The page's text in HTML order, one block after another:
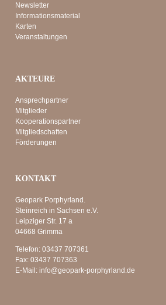
Newsletter
Informationsmaterial
Karten
Veranstaltungen
AKTEURE
Ansprechpartner
Mitglieder
Kooperationspartner
Mitgliedschaften
Förderungen
KONTAKT
Geopark Porphyrland.
Steinreich in Sachsen e.V.
Leipziger Str. 17 a
04668 Grimma
Telefon:03437 707361
Fax:03437 707363
E-Mail:info@geopark-porphyrland.de